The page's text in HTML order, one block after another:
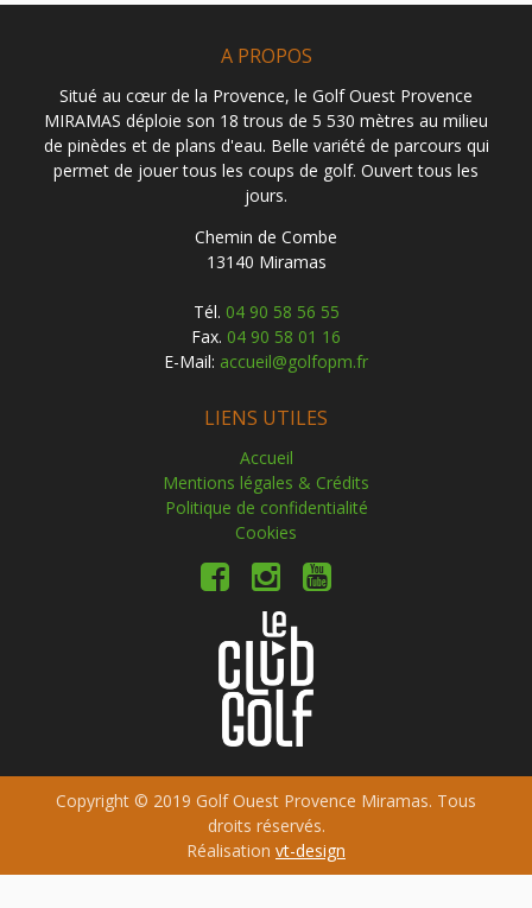
A PROPOS
Situé au cœur de la Provence, le Golf Ouest Provence
MIRAMAS déploie son 18 trous de 5 530 mètres au milieu
de pinèdes et de plans d'eau. Belle variété de parcours qui
permet de jouer tous les coups de golf. Ouvert tous les
jours.
Chemin de Combe
13140 Miramas
Tél. 04 90 58 56 55
Fax. 04 90 58 01 16
E-Mail: accueil@golfopm.fr
LIENS UTILES
Accueil
Mentions légales & Crédits
Politique de confidentialité
Cookies
Copyright © 2019 Golf Ouest Provence Miramas. Tous
droits réservés.
Réalisation vt-design